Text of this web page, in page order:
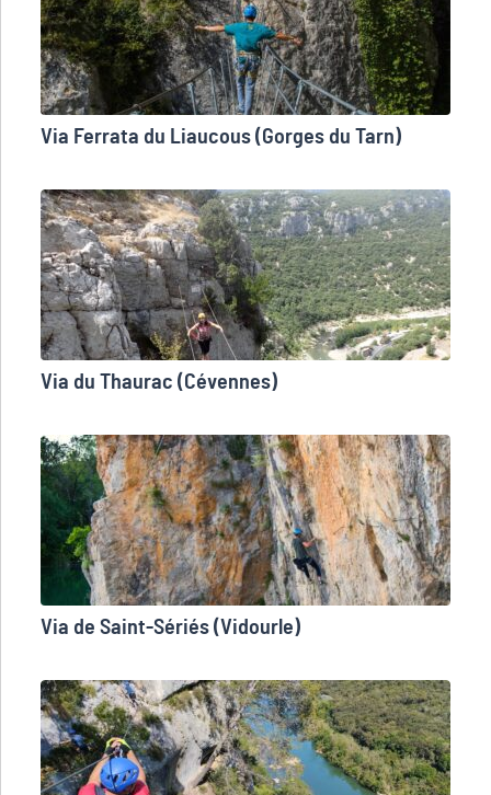
Via Ferrata du Liaucous (Gorges du Tarn)
Via du Thaurac (Cévennes)
Via de Saint-Sériés (Vidourle)